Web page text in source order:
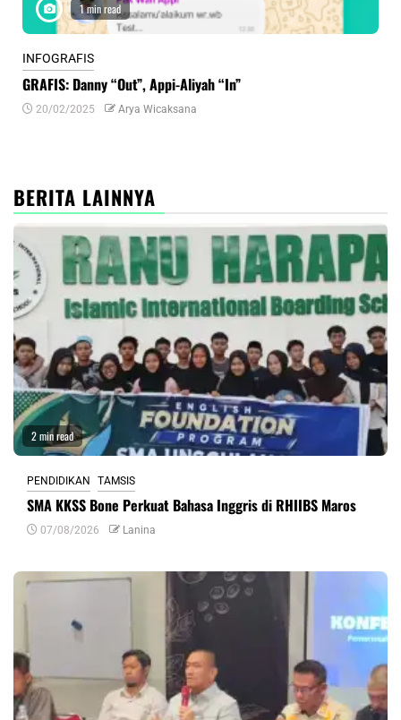
1 min read
INFOGRAFIS
GRAFIS: Danny “Out”, Appi-Aliyah “In”
20/02/2025 Arya Wicaksana
BERITA LAINNYA
2 min read
PENDIDIKAN TAMSIS
SMA KKSS Bone Perkuat Bahasa Inggris di RHIIBS Maros
07/08/2026 Lanina